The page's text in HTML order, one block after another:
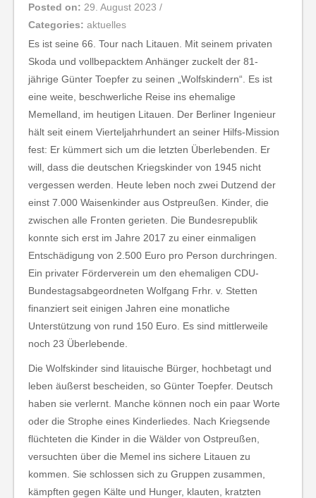
Posted on: 29. August 2023 /
Categories: aktuelles
Es ist seine 66. Tour nach Litauen. Mit seinem privaten
Skoda und vollbepacktem Anhänger zuckelt der 81-
jährige Günter Toepfer zu seinen „Wolfskindern“. Es ist
eine weite, beschwerliche Reise ins ehemalige
Memelland, im heutigen Litauen. Der Berliner Ingenieur
hält seit einem Vierteljahrhundert an seiner Hilfs-Mission
fest: Er kümmert sich um die letzten Überlebenden. Er
will, dass die deutschen Kriegskinder von 1945 nicht
vergessen werden. Heute leben noch zwei Dutzend der
einst 7.000 Waisenkinder aus Ostpreußen. Kinder, die
zwischen alle Fronten gerieten. Die Bundesrepublik
konnte sich erst im Jahre 2017 zu einer einmaligen
Entschädigung von 2.500 Euro pro Person durchringen.
Ein privater Förderverein um den ehemaligen CDU-
Bundestagsabgeordneten Wolfgang Frhr. v. Stetten
finanziert seit einigen Jahren eine monatliche
Unterstützung von rund 150 Euro. Es sind mittlerweile
noch 23 Überlebende.
Die Wolfskinder sind litauische Bürger, hochbetagt und
leben äußerst bescheiden, so Günter Toepfer. Deutsch
haben sie verlernt. Manche können noch ein paar Worte
oder die Strophe eines Kinderliedes. Nach Kriegsende
flüchteten die Kinder in die Wälder von Ostpreußen,
versuchten über die Memel ins sichere Litauen zu
kommen. Sie schlossen sich zu Gruppen zusammen,
kämpften gegen Kälte und Hunger, klauten, kratzten